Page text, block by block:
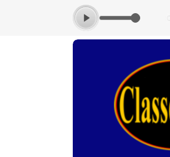
Locutor Padrão das 10:30 às 12:00